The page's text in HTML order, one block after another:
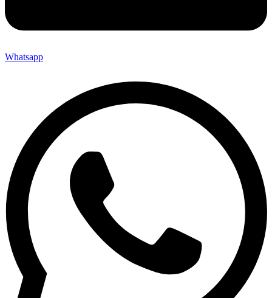
Whatsapp